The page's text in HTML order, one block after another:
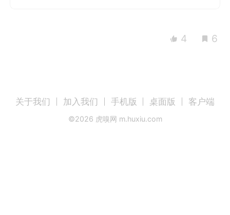
4 6
关于我们 加入我们 手机版 桌面版 客户端
©2026 虎嗅网 m.huxiu.com